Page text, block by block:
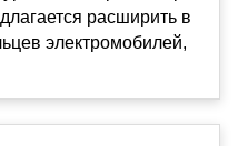
расширить в
электромобилей,